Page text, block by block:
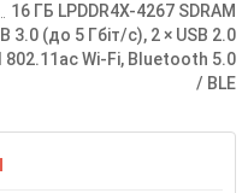
16 ГБ LPDDR4X-4267 SDRAM
3.0 (до 5 Гбіт/с), 2 × USB 2.0
802.11ac Wi-Fi, Bluetooth 5.0
/ BLE